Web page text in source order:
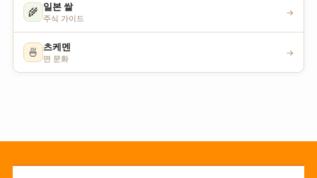
🌾 일본 쌀
주식 가이드
→
🍜 츠케멘
면 문화
→